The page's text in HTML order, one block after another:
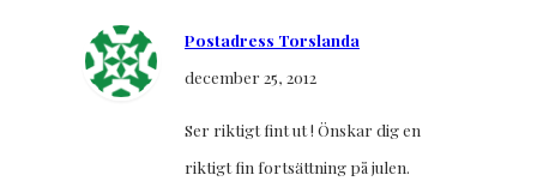
Postadress Torslanda
december 25, 2012
Ser riktigt fint ut ! Önskar dig en
riktigt fin fortsättning på julen.